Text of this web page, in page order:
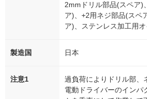
2mmドリル部品(スペア)
ア)、+2用ネジ部品(スペ
ア)、ステンレス加工用
製造国 日本
注意1
過負荷によりドリル部、
電動ドライバーのインパ